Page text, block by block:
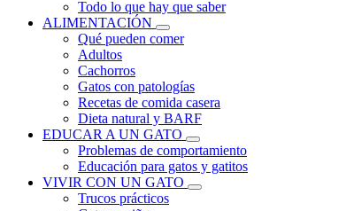
Todo lo que hay que saber
ALIMENTACIÓN
Qué pueden comer
Adultos
Cachorros
Gatos con patologías
Recetas de comida casera
Dieta natural y BARF
EDUCAR A UN GATO
Problemas de comportamiento
Educación para gatos y gatitos
VIVIR CON UN GATO
Trucos prácticos